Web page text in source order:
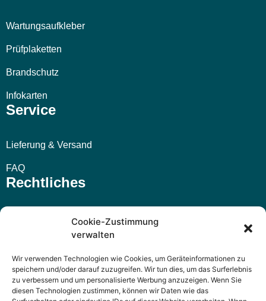
Cookie-Zustimmung
verwalten
Wir verwenden Technologien wie Cookies, um Geräteinformationen zu
speichern und/oder darauf zuzugreifen. Wir tun dies, um das Surferlebnis
zu verbessern und um personalisierte Werbung anzuzeigen. Wenn Sie
diesen Technologien zustimmen, können wir Daten wie das
Wartungsaufkleber
Prüfplaketten
Brandschutz
Infokarten
Service
Lieferung & Versand
FAQ
Rechtliches
Widerrufsbelehrung
Datenschutzerklärung